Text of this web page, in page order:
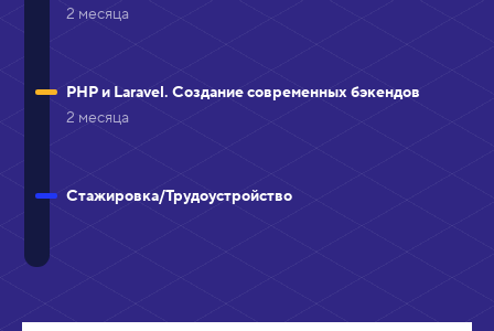
2 месяца
PHP и Laravel. Создание современных бэкендов
2 месяца
Стажировка/Трудоустройство